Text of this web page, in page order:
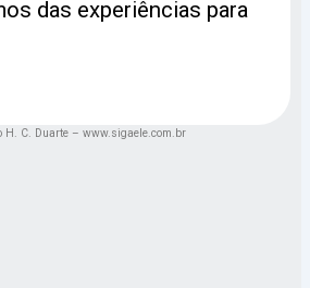
das experiências para
H. C. Duarte – www.sigaele.com.br